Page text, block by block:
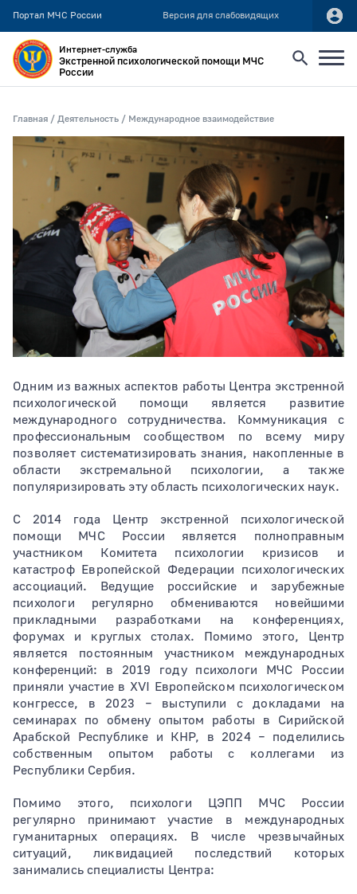
Портал МЧС России Версия для слабовидящих
Искать по:
всей фразе
отдельным словам
Публикация не ранее
Публикация не позднее
Тип раздела
Интернет-служба
Экстренной психологической помощи МЧС
России
Главная Деятельность Международное взаимодействие
Одним из важных аспектов работы Центра экстренной
психологической помощи является развитие
международного сотрудничества. Коммуникация с
профессиональным сообществом по всему миру
позволяет систематизировать знания, накопленные в
области экстремальной психологии, а также
популяризировать эту область психологических наук.
С 2014 года Центр экстренной психологической
помощи МЧС России является полноправным
участником Комитета психологии кризисов и
катастроф Европейской Федерации психологических
ассоциаций. Ведущие российские и зарубежные
психологи регулярно обмениваются новейшими
прикладными разработками на конференциях,
форумах и круглых столах. Помимо этого, Центр
является постоянным участником международных
конференций: в 2019 году психологи МЧС России
приняли участие в XVI Европейском психологическом
конгрессе, в 2023 − выступили с докладами на
семинарах по обмену опытом работы в Сирийской
Арабской Республике и КНР, в 2024 − поделились
собственным опытом работы с коллегами из
Республики Сербия.
Помимо этого, психологи ЦЭПП МЧС России
регулярно принимают участие в международных
гуманитарных операциях. В числе чрезвычайных
ситуаций, ликвидацией последствий которых
занимались специалисты Центра: